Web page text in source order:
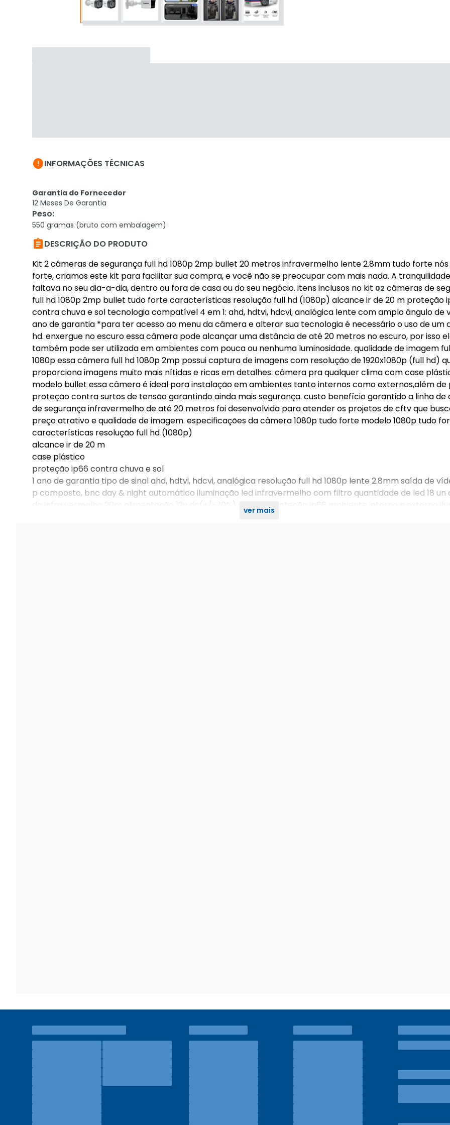
INFORMAÇÕES TÉCNICAS
Garantia do Fornecedor
12 Meses De Garantia
Peso:
550 gramas (bruto com embalagem)
DESCRIÇÃO DO PRODUTO
Kit 2 câmeras de segurança full hd 1080p 2mp bullet 20 metros infravermelho lente 2.8mm tudo forte
forte, criamos este kit para facilitar sua compra, e você não se preocupar com mais nada. A
faltava no seu dia-a-dia, dentro ou fora de casa ou do seu negócio. itens inclusos no kit 02 câmeras de
full hd 1080p 2mp bullet tudo forte características resolução full hd (1080p) alcance ir de 20 m proteção
contra chuva e sol tecnologia compatível 4 em 1: ahd, hdtvi, hdcvi, analógica lente com amplo ângulo de
ano de garantia *para ter acesso ao menu da câmera e alterar sua tecnologia é necessário o uso de um
hd. enxergue no escuro essa câmera pode alcançar uma distância de até 20 metros no escuro, por isso
também pode ser utilizada em ambientes com pouca ou nenhuma luminosidade. qualidade de imagem
1080p essa câmera full hd 1080p 2mp possui captura de imagens com resolução de 1920x1080p (full hd)
proporciona imagens muito mais nítidas e ricas em detalhes. câmera pra qualquer clima com case
modelo bullet essa câmera é ideal para instalação em ambientes tanto internos como externos,além de
proteção contra surtos de tensão garantindo ainda mais segurança. custo benefício garantido a linha de
de segurança infravermelho de até 20 metros foi desenvolvida para atender os projetos de cftv que
preço atrativo e qualidade de imagem. especificações da câmera 1080p tudo forte modelo 1080p tudo
características resolução full hd (1080p)
alcance ir de 20 m
case plástico
proteção ip66 contra chuva e sol
1 ano de garantia tipo de sinal ahd, hdtvi, hdcvi, analógica resolução full hd 1080p lente 2.8mm saída de
p composto, bnc day & night automático iluminação led infravermelho com filtro quantidade de led 18 un
do infra vermelho 20m alimentação 12v dc(+/- 10%) grau de proteção ip66 ambiente interno e externo
ver mais